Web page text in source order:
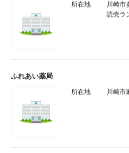
所在地
川崎市
読売ラ
ふれあい薬局
所在地 川崎市